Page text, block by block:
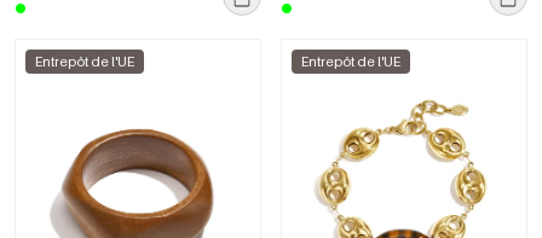
Entrepôt de l'UE Entrepôt de l'UE